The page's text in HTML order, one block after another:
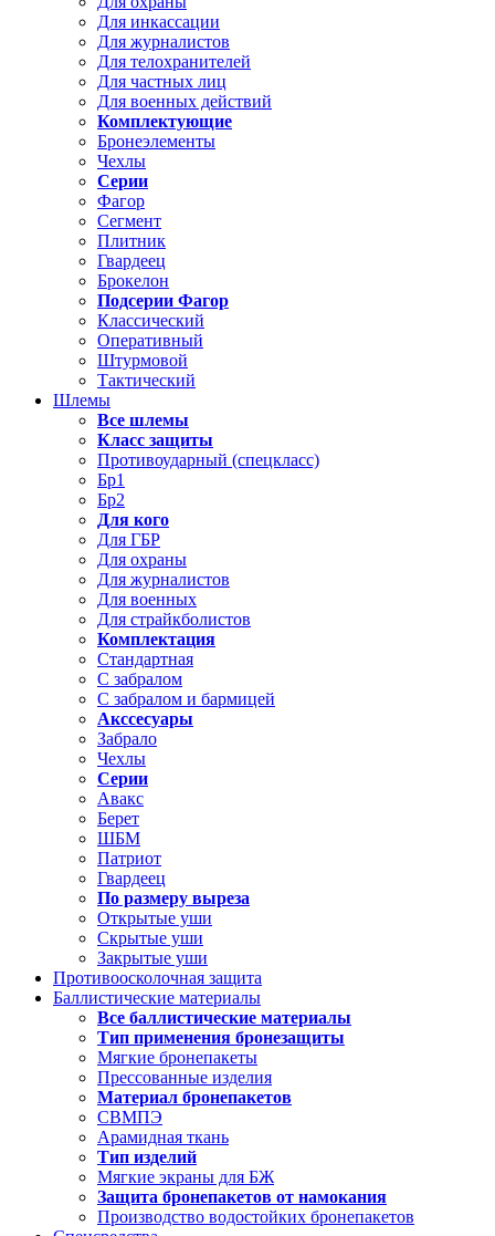
Для инкассации
Для журналистов
Для телохранителей
Для частных лиц
Для военных действий
Комплектующие
Бронеэлементы
Чехлы
Серии
Фагор
Сегмент
Плитник
Гвардеец
Брокелон
Подсерии Фагор
Классический
Оперативный
Штурмовой
Тактический
Шлемы
Все шлемы
Класс защиты
Противоударный (спецкласс)
Бр1
Бр2
Для кого
Для ГБР
Для охраны
Для журналистов
Для военных
Для страйкболистов
Комплектация
Стандартная
С забралом
С забралом и бармицей
Акссесуары
Забрало
Чехлы
Серии
Авакс
Берет
ШБМ
Патриот
Гвардеец
По размеру выреза
Открытые уши
Скрытые уши
Закрытые уши
Противоосколочная защита
Баллистические материалы
Все баллистические материалы
Тип применения бронезащиты
Мягкие бронепакеты
Прессованные изделия
Материал бронепакетов
СВМПЭ
Арамидная ткань
Тип изделий
Мягкие экраны для БЖ
Защита бронепакетов от намокания
Производство водостойких бронепакетов